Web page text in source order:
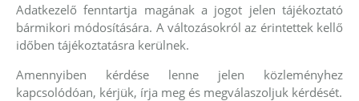
Adatkezelő fenntartja magának a jogot jelen tájékoztató
bármikori módosítására. A változásokról az érintettek kellő
időben tájékoztatásra kerülnek.
Amennyiben kérdése lenne jelen közleményhez
kapcsolódóan, kérjük, írja meg és megválaszoljuk kérdését.